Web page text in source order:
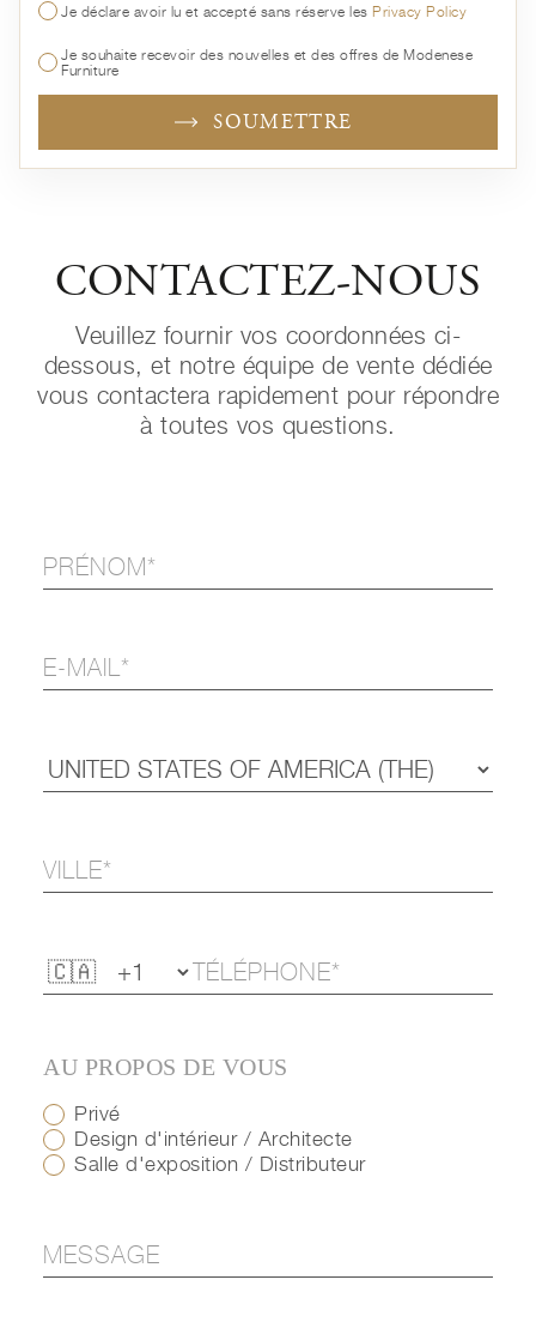
Je déclare avoir lu et accepté sans réserve lesPrivacy Policy
Je souhaite recevoir des nouvelles et des offres de Modenese
Furniture
SOUMETTRE
CONTACTEZ-NOUS
Veuillez fournir vos coordonnées ci-
dessous, et notre équipe de vente dédiée
vous contactera rapidement pour répondre
à toutes vos questions.
AU PROPOS DE VOUS
Privé
Design d'intérieur / Architecte
Salle d'exposition / Distributeur